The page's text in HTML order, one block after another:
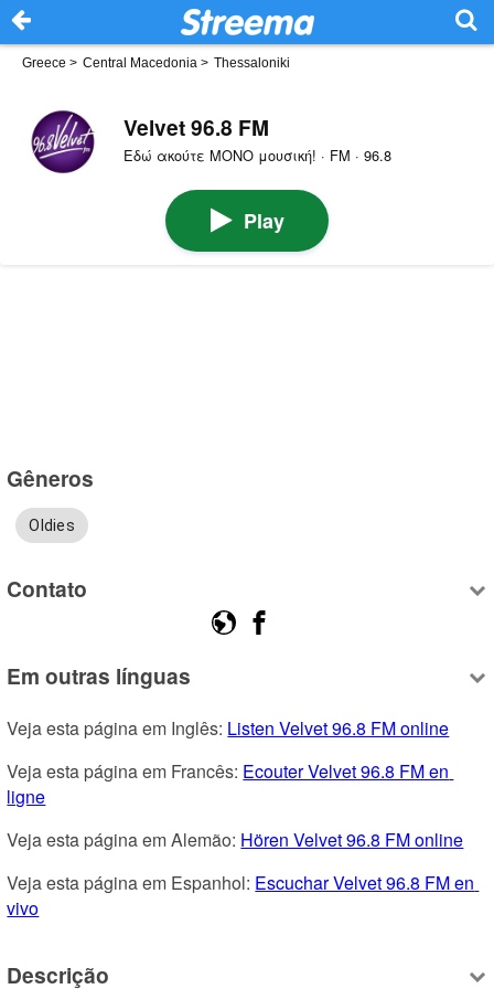
Greece > Central Macedonia > Thessaloniki
Velvet 96.8 FM
Εδώ ακούτε ΜΟΝΟ μουσική! · FM · 96.8
Play
Gêneros
Oldies
Contato
Em outras línguas
Veja esta página em Inglês: Listen Velvet 96.8 FM online
Veja esta página em Francês: Ecouter Velvet 96.8 FM en
ligne
Veja esta página em Alemão: Hören Velvet 96.8 FM online
Veja esta página em Espanhol: Escuchar Velvet 96.8 FM en
vivo
Descrição